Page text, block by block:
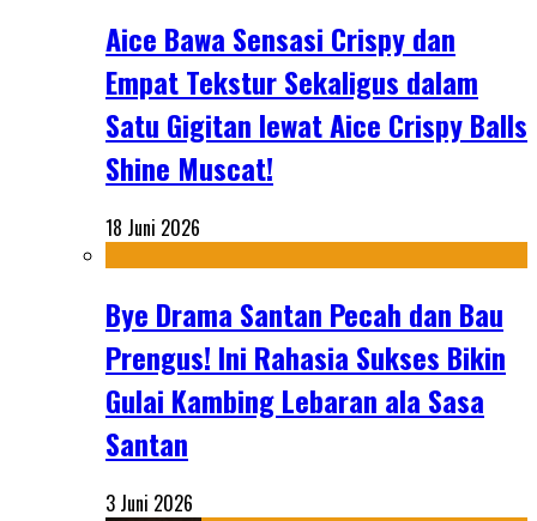
Aice Bawa Sensasi Crispy dan
Empat Tekstur Sekaligus dalam
Satu Gigitan lewat Aice Crispy Balls
Shine Muscat!
18 Juni 2026
Bye Drama Santan Pecah dan Bau
Prengus! Ini Rahasia Sukses Bikin
Gulai Kambing Lebaran ala Sasa
Santan
3 Juni 2026